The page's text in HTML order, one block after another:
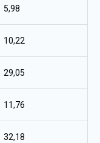
5,98
10,22
29,05
11,76
32,18